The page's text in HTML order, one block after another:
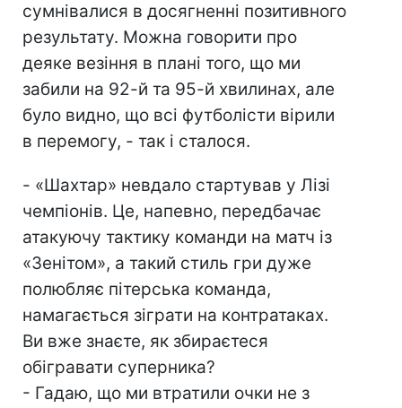
сумнівалися в досягненні позитивного
результату. Можна говорити про
деяке везіння в плані того, що ми
забили на 92-й та 95-й хвилинах, але
було видно, що всі футболісти вірили
в перемогу, - так і сталося.
- «Шахтар» невдало стартував у Лізі
чемпіонів. Це, напевно, передбачає
атакуючу тактику команди на матч із
«Зенітом», а такий стиль гри дуже
полюбляє пітерська команда,
намагається зіграти на контратаках.
Ви вже знаєте, як збираєтеся
обігравати суперника?
- Гадаю, що ми втратили очки не з